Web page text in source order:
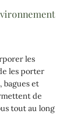
les
les porter
bagues et
de
tout au long